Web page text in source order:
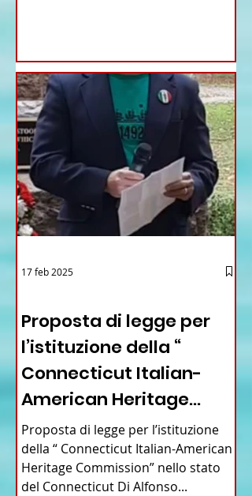
Proposta di legge per
l’istituzione della “
Connecticut Italian-
American Heritage
Commission” nello stato
del Connecticut
Proposta di legge per l’istituzione
della “ Connecticut Italian-American
Heritage Commission” nello stato
del Connecticut Di Alfonso...
17 feb 2025